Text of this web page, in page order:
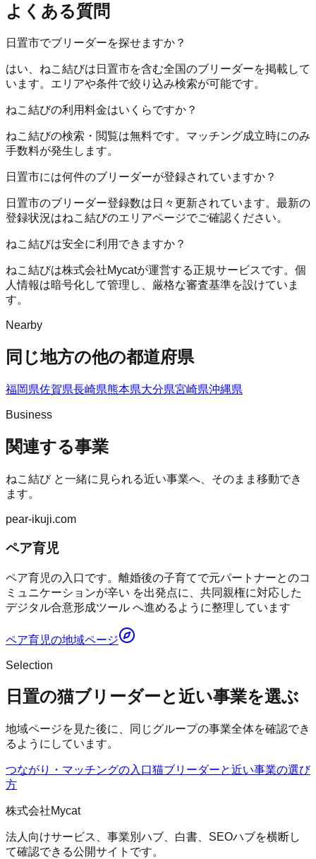
よくある質問
日置市でブリーダーを探せますか？
はい、ねこ結びは日置市を含む全国のブリーダーを掲載して
います。エリアや条件で絞り込み検索が可能です。
ねこ結びの利用料金はいくらですか？
ねこ結びの検索・閲覧は無料です。マッチング成立時にのみ
手数料が発生します。
日置市には何件のブリーダーが登録されていますか？
日置市のブリーダー登録数は日々更新されています。最新の
登録状況はねこ結びのエリアページでご確認ください。
ねこ結びは安全に利用できますか？
ねこ結びは株式会社Mycatが運営する正規サービスです。個
人情報は暗号化して管理し、厳格な審査基準を設けていま
す。
Nearby
同じ地方の他の都道府県
福岡県佐賀県長崎県熊本県大分県宮崎県沖縄県
Business
関連する事業
ねこ結びと一緒に見られる近い事業へ、そのまま移動でき
ます。
pear-ikuji.com
ペア育児
ペア育児の入口です。離婚後の子育てで元パートナーとのコ
ミュニケーションが辛い を出発点に、共同親権に対応した
デジタル合意形成ツール へ進めるように整理しています
ペア育児の地域ページ
Selection
日置の猫ブリーダーと近い事業を選ぶ
地域ページを見た後に、同じグループの事業全体を確認でき
るようにしています。
つながり・マッチングの入口猫ブリーダーと近い事業の選び
方
株式会社Mycat
法人向けサービス、事業別ハブ、白書、SEOハブを横断し
て確認できる公開サイトです。